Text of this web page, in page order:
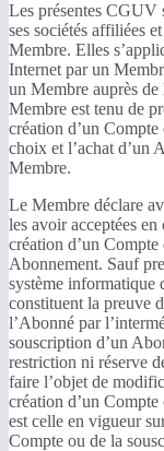
Les présentes CGUV
ses sociétés affiliées
Membre. Elles
Internet par un
un Membre auprès
Membre est tenu de
création d’un
choix et l’achat d’un
Membre.
Le Membre déclare
les avoir acceptées
création d’un
Abonnement. Sauf
système informatique
constituent la preuve
l’Abonné par
souscription d’un
restriction ni réserve
faire l’objet de
création d’un
est celle en vigueur
Compte ou de la